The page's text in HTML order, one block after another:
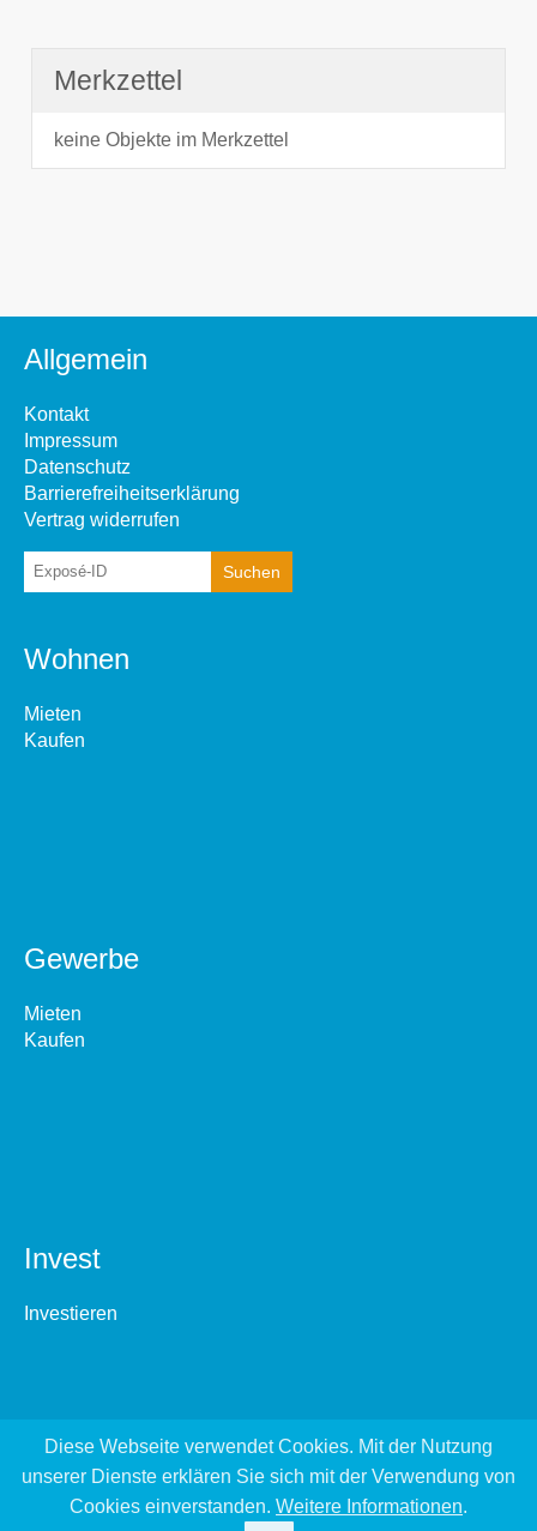
Merkzettel
keine Objekte im Merkzettel
Allgemein
Kontakt
Impressum
Datenschutz
Barrierefreiheitserklärung
Vertrag widerrufen
Wohnen
Mieten
Kaufen
Gewerbe
Mieten
Kaufen
Invest
Investieren
Diese Webseite verwendet Cookies. Mit der Nutzung
unserer Dienste erklären Sie sich mit der Verwendung von
Cookies einverstanden. Weitere Informationen.